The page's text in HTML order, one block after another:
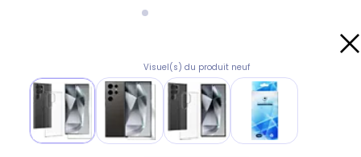
Visuel(s) du produit neuf